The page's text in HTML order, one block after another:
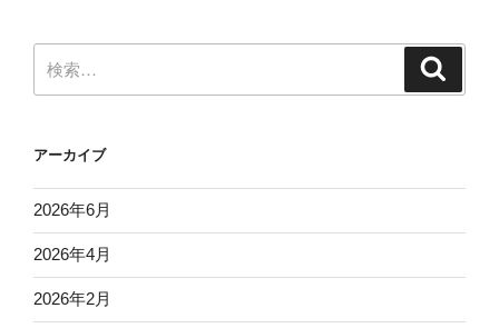
索:
アーカイブ
2026年6月
2026年4月
2026年2月